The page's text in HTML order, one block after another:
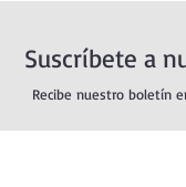
Suscríbete a
Recibe nuestro boletín